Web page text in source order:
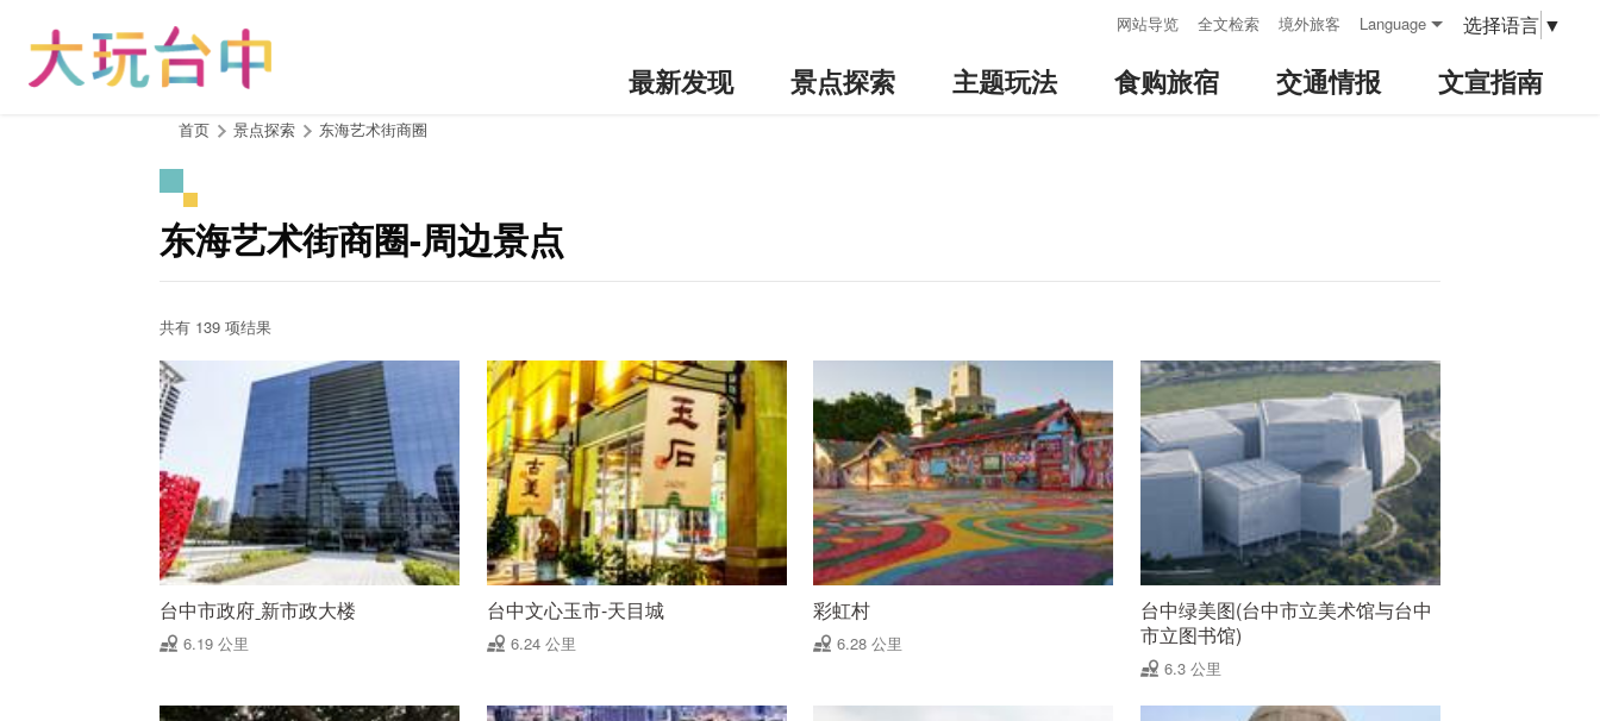
网站导览 全文检索 境外旅客 Language 选择语言 ▼
最新发现 景点探索 主题玩法 食购旅宿 交通情报 文宣指南
首页 景点探索 东海艺术街商圈
东海艺术街商圈-周边景点
共有 139 项结果
台中市政府ˍ新市政大楼
6.19 公里
台中文心玉市-天目城
6.24 公里
彩虹村
6.28 公里
台中绿美图(台中市立美术馆与台中
市立图书馆)
6.3 公里